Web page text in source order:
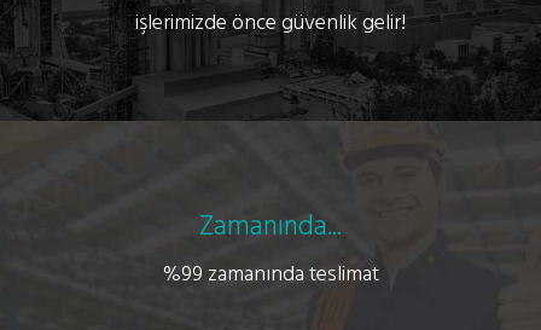
işlerimizde önce güvenlik gelir!
Zamanında...
%99 zamanında teslimat